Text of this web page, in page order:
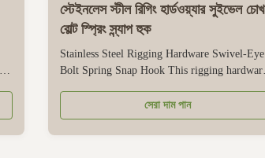
স্টেইনলেস স্টীল রিগিং হার্ডওয়্যার সুইভেল চোখ
বোল্ট স্প্রিং স্ন্যাপ হুক
Stainless Steel Rigging Hardware Swivel-Eye
Bolt Spring Snap Hook This rigging hardware
rotating eyebolt, a spring, and a spring hook -
all made of stainless steel for durability. Its
stainless steel structure has good corrosion
সেরা দাম পান